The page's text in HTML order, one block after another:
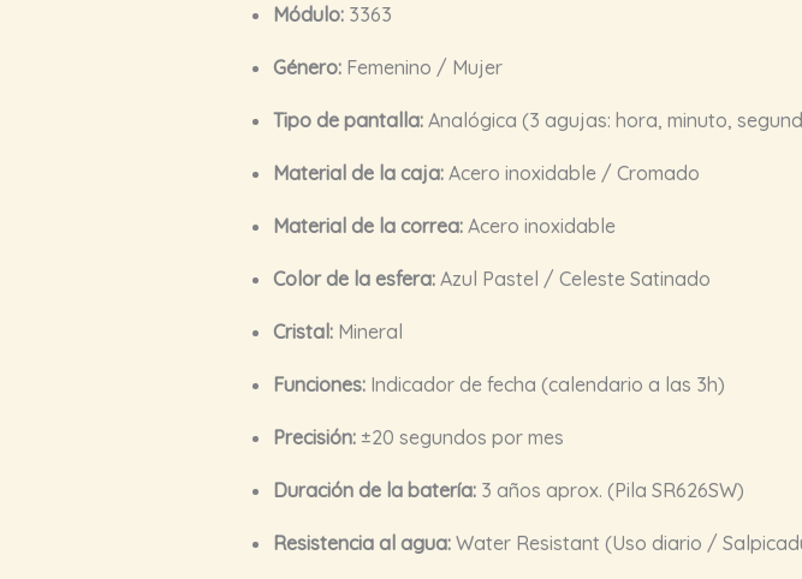
Módulo:3363
Género:Femenino / Mujer
Tipo de pantalla:Analógica (3 agujas: hora, minuto,
Material de la caja:Acero inoxidable / Cromado
Material de la correa:Acero inoxidable
Color de la esfera:Azul Pastel / Celeste Satinado
Cristal:Mineral
Funciones:Indicador de fecha (calendario a las 3h)
Precisión:±20 segundos por mes
Duración de la batería:3 años aprox. (Pila SR626SW)
Resistencia al agua:Water Resistant (Uso diario /